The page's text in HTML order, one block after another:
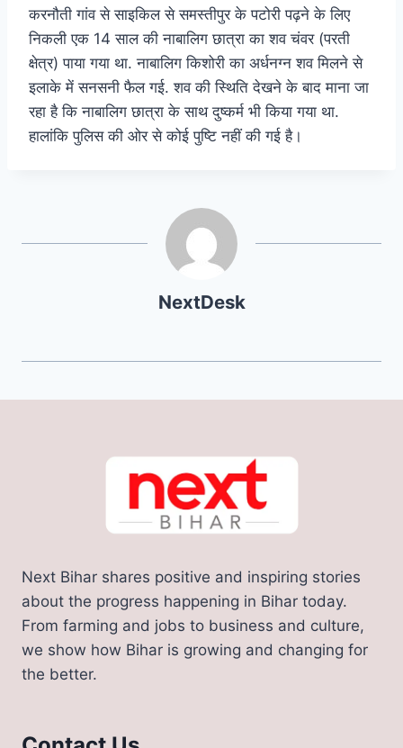
करनौती गांव से साइकिल से समस्तीपुर के पटोरी पढ़ने के लिए
निकली एक 14 साल की नाबालिग छात्रा का शव चंवर (परती
क्षेत्र) पाया गया था. नाबालिग किशोरी का अर्धनग्न शव मिलने से
इलाके में सनसनी फैल गई. शव की स्थिति देखने के बाद माना जा
रहा है कि नाबालिग छात्रा के साथ दुष्कर्म भी किया गया था.
हालांकि पुलिस की ओर से कोई पुष्टि नहीं की गई है।
NextDesk
Next Bihar shares positive and inspiring stories
about the progress happening in Bihar today.
From farming and jobs to business and culture,
we show how Bihar is growing and changing for
the better.